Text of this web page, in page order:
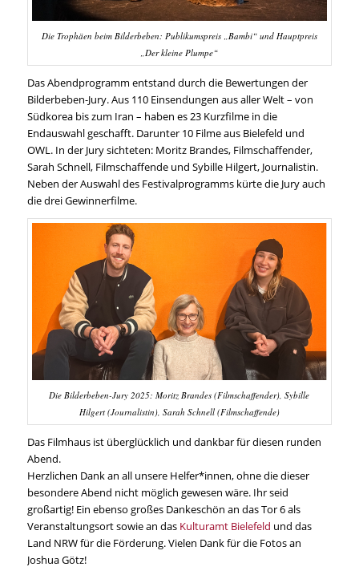
Die Trophäen beim Bilderbeben: Publikumspreis „Bambi“ und Hauptpreis
„Der kleine Plumpe“
Das Abendprogramm entstand durch die Bewertungen der
Bilderbeben-Jury. Aus 110 Einsendungen aus aller Welt – von
Südkorea bis zum Iran – haben es 23 Kurzfilme in die
Endauswahl geschafft. Darunter 10 Filme aus Bielefeld und
OWL. In der Jury sichteten: Moritz Brandes, Filmschaffender,
Sarah Schnell, Filmschaffende und Sybille Hilgert, Journalistin.
Neben der Auswahl des Festivalprogramms kürte die Jury auch
die drei Gewinnerfilme.
Die Bilderbeben-Jury 2025: Moritz Brandes (Filmschaffender), Sybille
Hilgert (Journalistin), Sarah Schnell (Filmschaffende)
Das Filmhaus ist überglücklich und dankbar für diesen runden
Abend.
Herzlichen Dank an all unsere Helfer*innen, ohne die dieser
besondere Abend nicht möglich gewesen wäre. Ihr seid
großartig! Ein ebenso großes Dankeschön an das Tor 6 als
Veranstaltungsort sowie an das Kulturamt Bielefeld und das
Land NRW für die Förderung. Vielen Dank für die Fotos an
Joshua Götz!